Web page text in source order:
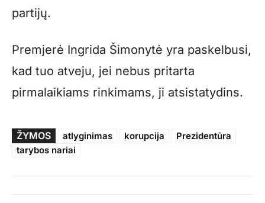
partijų.
Premjerė Ingrida Šimonytė yra paskelbusi,
kad tuo atveju, jei nebus pritarta
pirmalaikiams rinkimams, ji atsistatydins.
ŽYMOS atlyginimas korupcija
Prezidentūra
tarybos nariai